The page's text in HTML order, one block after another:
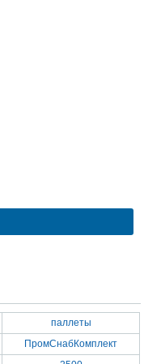
паллеты
ПромСнабКомплект